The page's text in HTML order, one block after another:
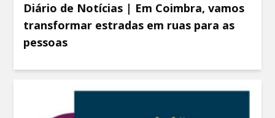
Diário de Notícias | Em Coimbra, vamos
transformar estradas em ruas para as
pessoas